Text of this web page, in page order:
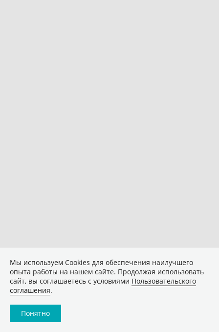
Мы используем Сookies для обеспечения наилучшего
опыта работы на нашем сайте. Продолжая использовать
сайт, вы соглашаетесь с условиями Пользовательского
соглашения.
Понятно